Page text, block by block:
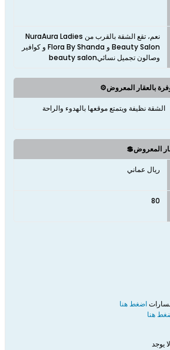
نعم، تقع الشقة بالقرب من NuraAura Ladies
Beauty Salon و Flora By Shanda و كوافير
وصالون تجميل نسائيbeauty salon
بالعقار المعروض⚙️
الشقة نظيفة ويتمتع موقعها بالهدوء والراحة
المعروض💲
ريال عماني
80
اضغط هنا
هنا
لا يوجد